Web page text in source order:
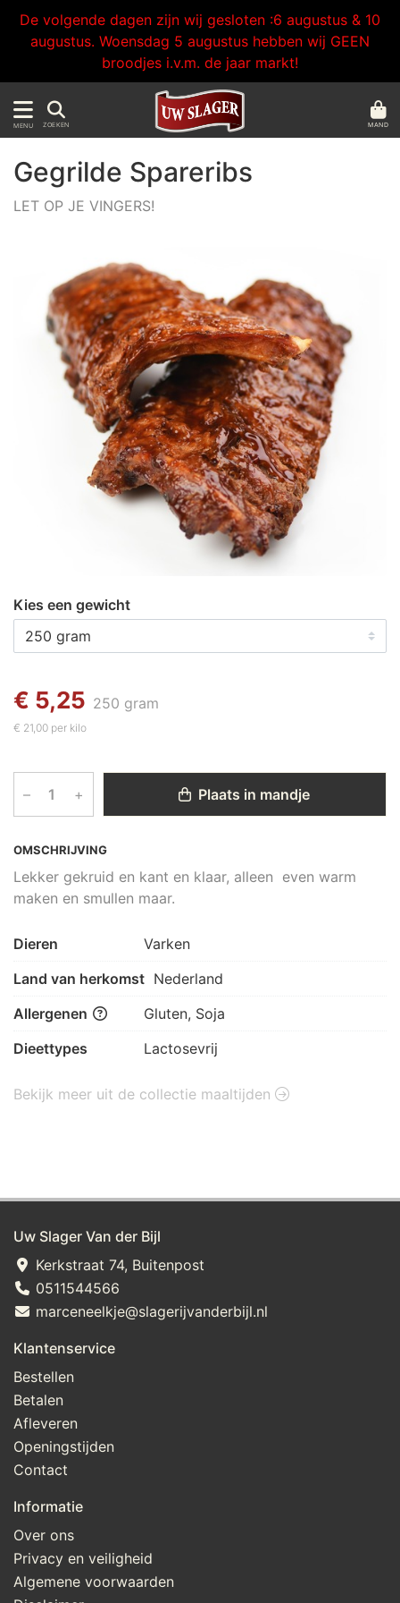
De volgende dagen zijn wij gesloten :6 augustus & 10
augustus. Woensdag 5 augustus hebben wij GEEN
broodjes i.v.m. de jaar markt!
MENU ZOEKEN MAND
OMSCHRIJVING
Lekker gekruid en kant en klaar, alleen even warm
maken en smullen maar.
Gegrilde Spareribs
LET OP JE VINGERS!
Kies een gewicht
€ 5,25 250 gram
€ 21,00 per kilo
– + Plaats in mandje
Dieren
Varken
Land van herkomst Nederland
Allergenen
Gluten, Soja
Dieettypes
Lactosevrij
Bekijk meer uit de collectie maaltijden
Uw Slager Van der Bijl
Kerkstraat 74, Buitenpost
0511544566
marceneelkje@slagerijvanderbijl.nl
Klantenservice
Bestellen
Betalen
Afleveren
Openingstijden
Contact
Informatie
Over ons
Privacy en veiligheid
Algemene voorwaarden